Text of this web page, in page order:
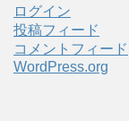
ブ
ログイン
投稿フィード
コメントフィード
WordPress.org